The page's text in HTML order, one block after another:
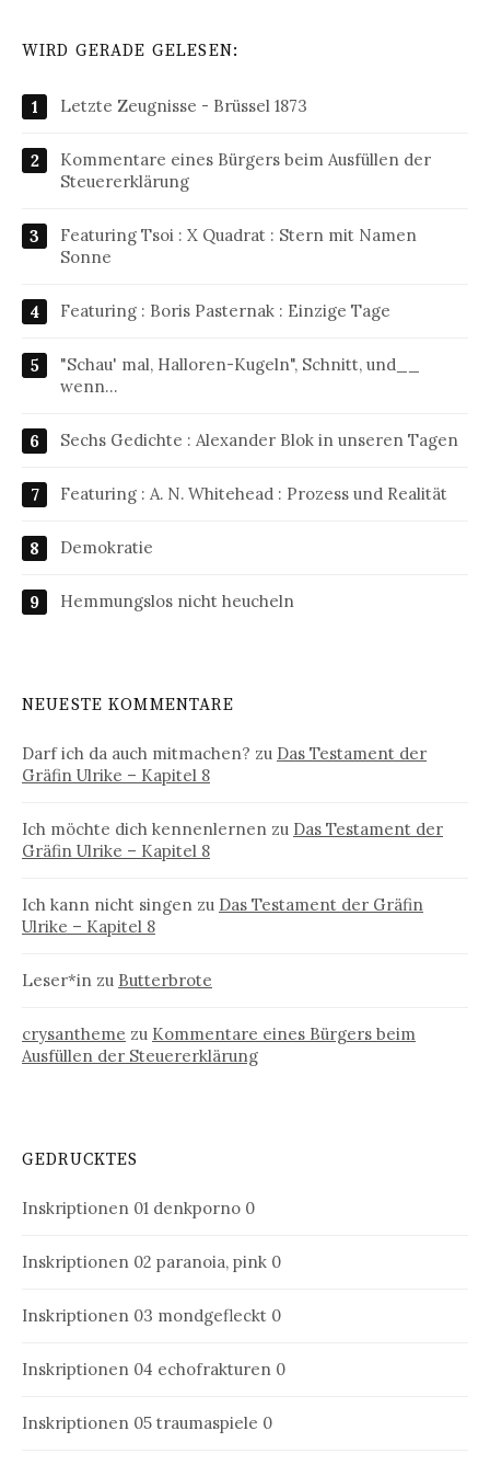
WIRD GERADE GELESEN:
Letzte Zeugnisse - Brüssel 1873
Kommentare eines Bürgers beim Ausfüllen der
Steuererklärung
Featuring Tsoi : X Quadrat : Stern mit Namen
Sonne
Featuring : Boris Pasternak : Einzige Tage
"Schau' mal, Halloren-Kugeln", Schnitt, und__
wenn…
Sechs Gedichte : Alexander Blok in unseren Tagen
Featuring : A. N. Whitehead : Prozess und Realität
Demokratie
Hemmungslos nicht heucheln
NEUESTE KOMMENTARE
Darf ich da auch mitmachen? zu Das Testament der
Gräfin Ulrike – Kapitel 8
Ich möchte dich kennenlernen zu Das Testament der
Gräfin Ulrike – Kapitel 8
Ich kann nicht singen zu Das Testament der Gräfin
Ulrike – Kapitel 8
Leser*in zu Butterbrote
crysantheme zu Kommentare eines Bürgers beim
Ausfüllen der Steuererklärung
GEDRUCKTES
Inskriptionen 01 denkporno 0
Inskriptionen 02 paranoia, pink 0
Inskriptionen 03 mondgefleckt 0
Inskriptionen 04 echofrakturen 0
Inskriptionen 05 traumaspiele 0